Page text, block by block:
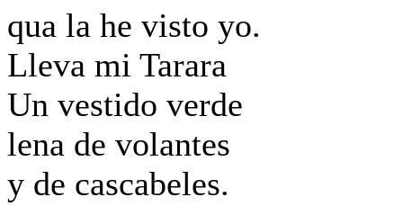
qua la he visto yo.
Lleva mi Tarara
Un vestido verde
lena de volantes
y de cascabeles.